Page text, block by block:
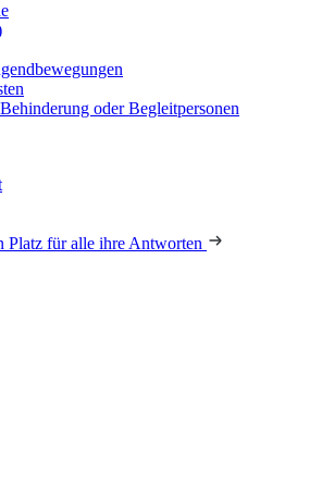
oder Begleitpersonen
Platz für alle ihre Antworten